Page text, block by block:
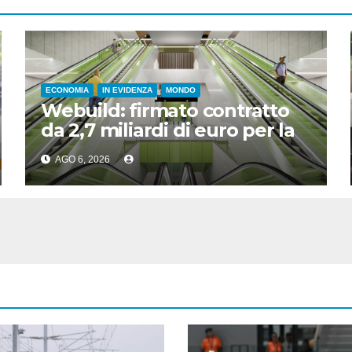
ECONOMIA IN EVIDENZA MONDO
Webuild: firmato contratto
da 2,7 miliardi di euro per la
nuova metropolitana di
Toronto
AGO 6, 2026